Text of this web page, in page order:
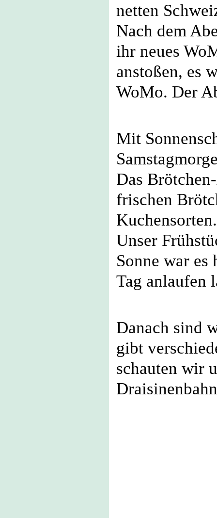
netten
Nach dem
ihr neues
anstoßen, es
WoMo. Der
Mit
Das
frischen
Kuchensorten.
Unser
Sonne war
Tag anlaufen
Danach sind
gibt
schauten wir